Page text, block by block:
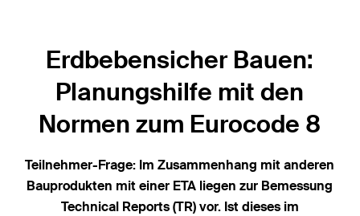
Erdbebensicher Bauen:
Planungshilfe mit den
Normen zum Eurocode 8
Teilnehmer-Frage: Im Zusammenhang mit anderen
Bauprodukten mit einer ETA liegen zur Bemessung
Technical Reports (TR) vor. Ist dieses im